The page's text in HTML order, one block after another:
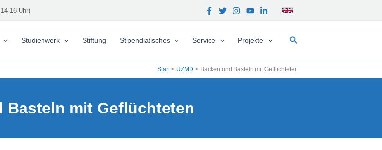
16 Uhr)
Studienwerk Stiftung Stipendiatisches Service Projekte Suchen
Start UZMD Backen und Basteln mit Geflüchteten
Basteln mit Geflüchteten